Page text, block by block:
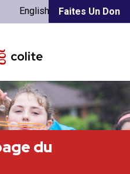
Faites Un Don
English
du